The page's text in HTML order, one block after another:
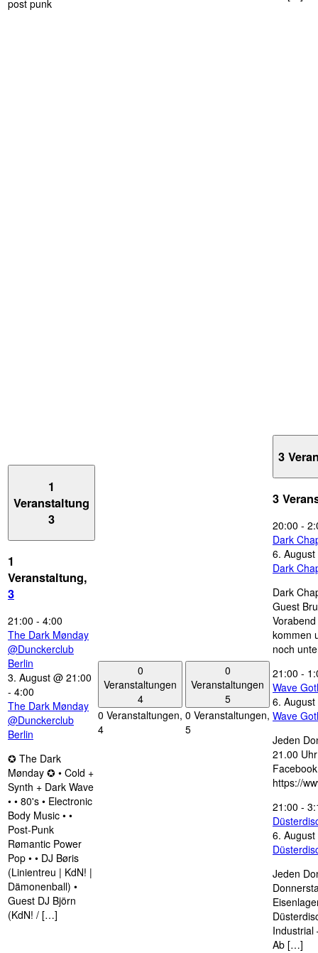
post punk
1
Veranstaltung
3
1
Veranstaltung,
3
21:00 - 4:00
The Dark Mønday
@Dunckerclub
Berlin
3. August @ 21:00
- 4:00
The Dark Mønday
@Dunckerclub
Berlin
✪ The Dark
Mønday ✪ • Cold +
Synth + Dark Wave
• • 80's • Electronic
Body Music • •
Post-Punk
Rømantic Power
Pop • • DJ Børis
(Linientreu | KdN! |
Dämonenball) •
Guest DJ Björn
(KdN! / […]
0
Veranstaltungen
4
0 Veranstaltungen,
4
0
Veranstaltungen
5
0 Veranstaltungen,
5
3
3
20:00 -
Dark
6.
Dark
Dark
Guest
kommen
noch
21:00 -
Wave
6.
Wave
Jeden
21.00
https://
21:00 -
6.
Jeden
Industrial
Ab […]